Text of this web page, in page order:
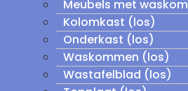
Meubels met waskom
Kolomkast (los)
Onderkast (los)
Waskommen (los)
Wastafelblad (los)